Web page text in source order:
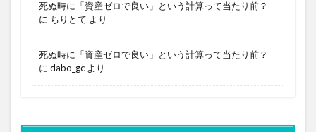
死ぬ時に「資産ゼロで良い」という計算って当たり前？
に ちりとて より
死ぬ時に「資産ゼロで良い」という計算って当たり前？
に dabo_gc より